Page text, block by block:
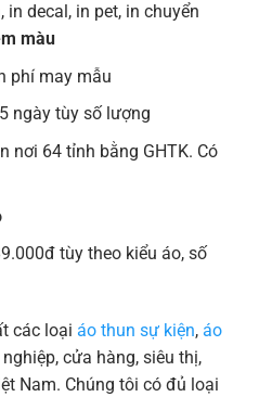
in decal, in pet, in chuyển
màu
phí may mẫu
ngày tùy số lượng
nơi 64 tỉnh bằng GHTK. Có
tùy theo kiểu áo, số
các loại áo thun sự kiện, áo
cửa hàng, siêu thị,
Nam. Chúng tôi có đủ loại